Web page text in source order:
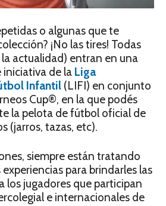
o algunas que te
¡No las tires! Todas
actualidad) entran en una
iniciativa de la Liga
Infantil (LIFI) en conjunto
Cup®, en la que podés
la pelota de fútbol oficial de
(jarros, tazas, etc).
siempre están tratando
para brindarles las
los jugadores que participan
e internacionales de